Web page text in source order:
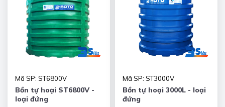
Mã SP: ST6800V
Bồn tự hoại ST6800V -
loại đứng
Mã SP: ST3000V
Bồn tự hoại 3000L - loại
đứng